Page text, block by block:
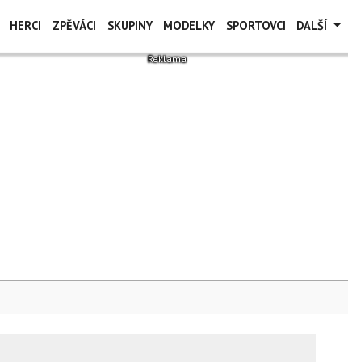
HERCI ZPĚVÁCI SKUPINY MODELKY SPORTOVCI DALŠÍ